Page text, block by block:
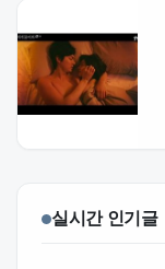
실시간 인기글